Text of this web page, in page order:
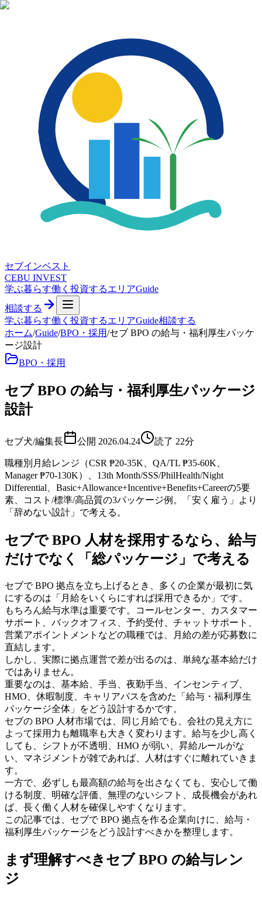
セブインベスト
CEBU INVEST
学ぶ暮らす働く 投資するエリアGuide
相談する
学ぶ暮らす働く 投資するエリアGuide相談する
ホーム/Guide/BPO・採用/セブ BPO の給与・福利厚生パッケ
ージ設計
BPO・採用
セブ BPO の給与・福利厚生パッケージ
設計
セブ犬/編集長 公開 2026.04.24 読了 22分
職種別月給レンジ（CSR ₱20-35K、QA/TL ₱35-60K、
Manager ₱70-130K）、13th Month/SSS/PhilHealth/Night
Differential、Basic+Allowance+Incentive+Benefits+Careerの5要
素、コスト/標準/高品質の3パッケージ例。「安く雇う」より
「辞めない設計」で考える。
セブで BPO 人材を採用するなら、給与
だけでなく「総パッケージ」で考える
セブで BPO 拠点を立ち上げるとき、多くの企業が最初に気
にするのは「月給をいくらにすれば採用できるか」です。
もちろん給与水準は重要です。コールセンター、カスタマー
サポート、バックオフィス、予約受付、チャットサポート、
営業アポイントメントなどの職種では、月給の差が応募数に
直結します。
しかし、実際に拠点運営で差が出るのは、単純な基本給だけ
ではありません。
重要なのは、基本給、手当、夜勤手当、インセンティブ、
HMO、休暇制度、キャリアパスを含めた「給与・福利厚生
パッケージ全体」をどう設計するかです。
セブの BPO 人材市場では、同じ月給でも、会社の見え方に
よって採用力も離職率も大きく変わります。給与を少し高く
しても、シフトが不透明、HMO が弱い、昇給ルールがな
い、マネジメントが雑であれば、人材はすぐに離れていきま
す。
一方で、必ずしも最高額の給与を出さなくても、安心して働
ける制度、明確な評価、無理のないシフト、成長機会があれ
ば、長く働く人材を確保しやすくなります。
この記事では、セブで BPO 拠点を作る企業向けに、給与・
福利厚生パッケージをどう設計すべきかを整理します。
まず理解すべきセブ BPO の給与レン
ジ